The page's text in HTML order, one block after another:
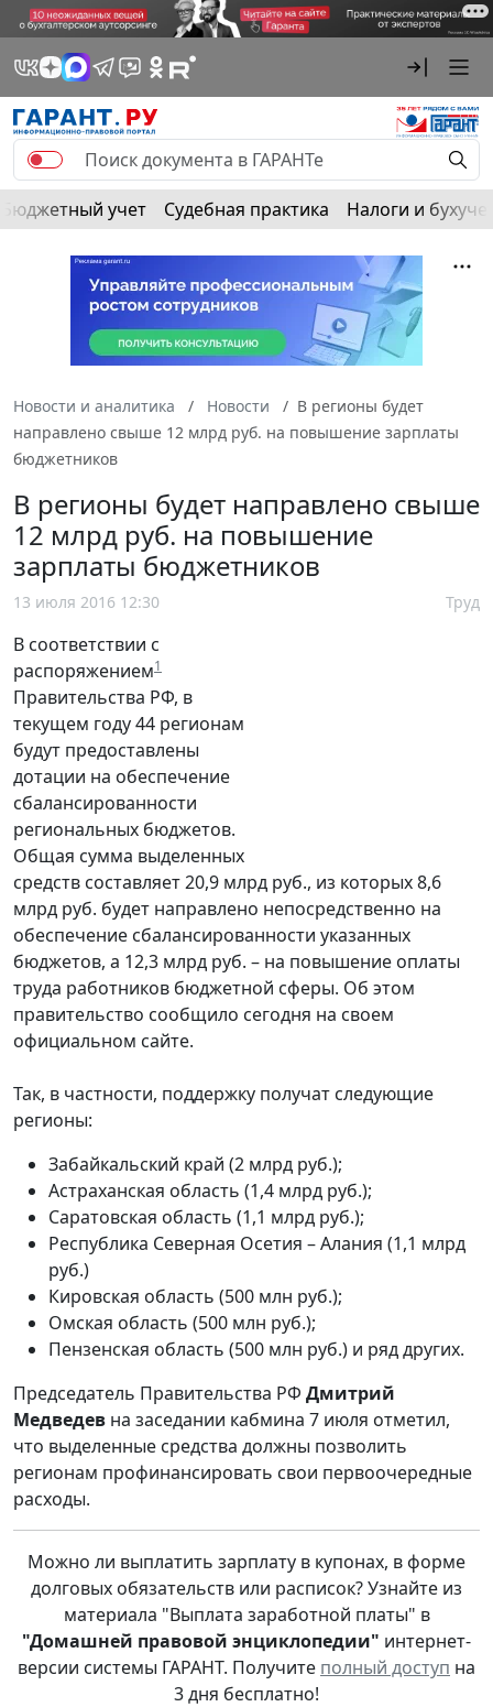
Бюджетный учет Судебная практика Налоги и
Новости и аналитика Новости
В регионы будет
направлено свыше 12 млрд руб. на повышение зарплаты
бюджетников
В регионы будет направлено свыше
12 млрд руб. на повышение
зарплаты бюджетников
13 июля 2016 12:30 Труд
В соответствии с
распоряжением1
Правительства РФ, в
текущем году 44 регионам
будут предоставлены
дотации на обеспечение
сбалансированности
региональных бюджетов.
Общая сумма выделенных
средств составляет 20,9 млрд руб., из которых 8,6
млрд руб. будет направлено непосредственно на
обеспечение сбалансированности указанных
бюджетов, а 12,3 млрд руб. – на повышение оплаты
труда работников бюджетной сферы. Об этом
правительство сообщило сегодня на своем
официальном сайте.
Так, в частности, поддержку получат следующие
регионы:
Забайкальский край (2 млрд руб.);
Астраханская область (1,4 млрд руб.);
Саратовская область (1,1 млрд руб.);
Республика Северная Осетия – Алания (1,1 млрд
руб.)
Кировская область (500 млн руб.);
Омская область (500 млн руб.);
Пензенская область (500 млн руб.) и ряд других.
Председатель Правительства РФ Дмитрий
Медведев на заседании кабмина 7 июля отметил,
что выделенные средства должны позволить
регионам профинансировать свои первоочередные
расходы.
Можно ли выплатить зарплату в купонах, в форме
долговых обязательств или расписок? Узнайте из
материала "Выплата заработной платы" в
"Домашней правовой энциклопедии" интернет-
версии системы ГАРАНТ. Получите полный доступ на
3 дня бесплатно!